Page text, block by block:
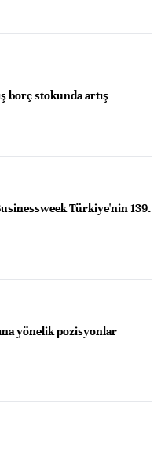
borç stokunda artış
Türkiye'nin 139.
yönelik pozisyonlar